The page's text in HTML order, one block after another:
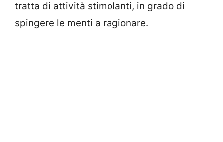
tratta di attività stimolanti, in grado di
spingere le menti a ragionare.